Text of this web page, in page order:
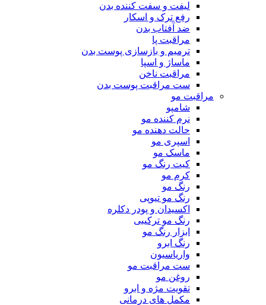
لیفت و سفت کننده بدن
رفع ترک و اسکار
ضد آفتاب بدن
مراقبت پا
ترمیم و بازسازی پوست بدن
ماساژ و اسپا
مراقبت ناخن
ست مراقبت پوست بدن
مراقبت مو
شامپو
نرم کننده مو
حالت دهنده مو
اسپری مو
ماسک مو
کیت رنگ مو
کرم مو
رنگ مو
رنگ مو تیوپی
اکسیدان و پودر دکلره
رنگ مو ترکیبی
ابزار رنگ مو
رنگ ابرو
واریاسیون
ست مراقبت مو
روغن مو
تقویت مژه و ابرو
مکمل های درمانی